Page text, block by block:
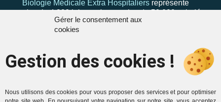
Gérer le consentement aux
cookies
Gestion des cookies !
Nous utilisons des cookies pour vous proposer des services et pour optimiser
Biologie Médicale Extra Hospitaliers représente
plus de 4 300 laboratoires et plus de 50 000 salariés
Mentions
Politique de cookies (UE)
Contactez-nous
contact